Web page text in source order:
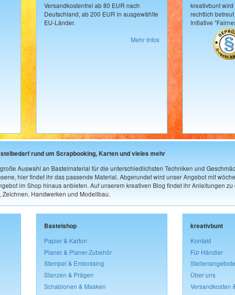
Versandkostenfrei ab 80 EUR nach
Deutschland, ab 200 EUR in ausgewählte
EU-Länder.
Mehr Infos
kreativbunt
rechtlich
Initiative
rund um Scrapbooking, Karten und vieles mehr
Auswahl an Bastelmaterial für die unterschiedlichsten Techniken und
hier findet ihr das passende Material. Abgerundet wird unser Angebot mit
im Shop hinaus anbieten. Auf unserem kreativen Blog findet ihr Anleitungen
Handwerken und Modellbau.
Bastelshop
Papier & Karton
Planer & Planer-Zubehör
Stempel & Embossing
Stanzen & Prägen
Schablonen & Masken
kreativbunt
Kontakt
Für Händler
Stellenangebote
Über uns
Versandkosten